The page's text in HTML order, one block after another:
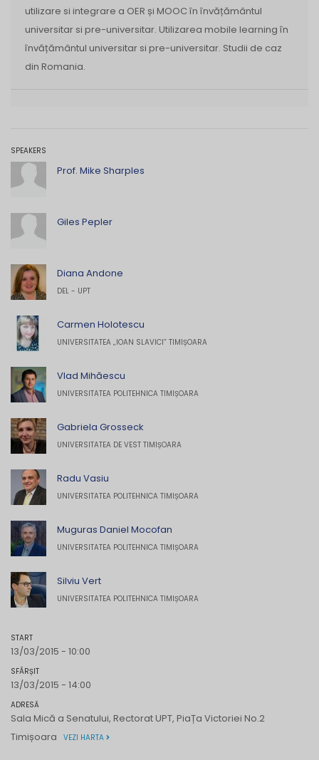
utilizare si integrare a OER și MOOC în învățământul
universitar si pre-universitar. Utilizarea mobile learning în
învățământul universitar si pre-universitar. Studii de caz
din Romania.
SPEAKERS
Prof. Mike Sharples
Giles Pepler
Diana Andone
DEL - UPT
Carmen Holotescu
UNIVERSITATEA „IOAN SLAVICI” TIMIȘOARA
Vlad Mihăescu
UNIVERSITATEA POLITEHNICA TIMIȘOARA
Gabriela Grosseck
UNIVERSITATEA DE VEST TIMIȘOARA
Radu Vasiu
UNIVERSITATEA POLITEHNICA TIMIȘOARA
Muguras Daniel Mocofan
UNIVERSITATEA POLITEHNICA TIMIȘOARA
Silviu Vert
UNIVERSITATEA POLITEHNICA TIMIȘOARA
START
13/03/2015 - 10:00
SFÂRȘIT
13/03/2015 - 14:00
ADRESĂ
Sala Mică a Senatului, Rectorat UPT, PiaȚa Victoriei No.2
Timișoara
VEZI HARTA